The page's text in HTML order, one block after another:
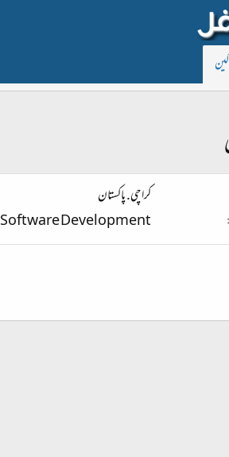
كراچی. پاكستان
Software Development